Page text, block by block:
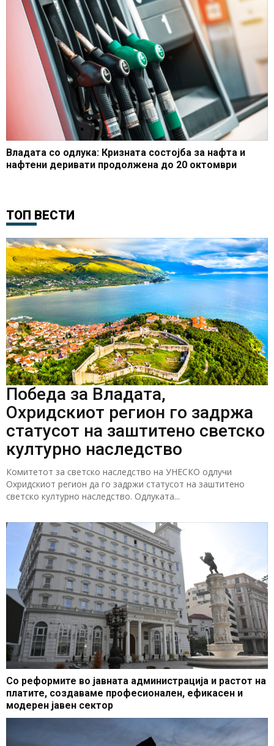
Владата со одлука: Кризната состојба за нафта и
нафтени деривати продолжена до 20 октомври
ТОП ВЕСТИ
Победа за Владата,
Охридскиот регион го задржа
статусот на заштитено светско
културно наследство
Комитетот за светско наследство на УНЕСКО одлучи
Охридскиот регион да го задржи статусот на заштитено
светско културно наследство. Одлуката...
Со реформите во јавната администрација и растот на
платите, создаваме професионален, ефикасен и
модерен јавен сектор